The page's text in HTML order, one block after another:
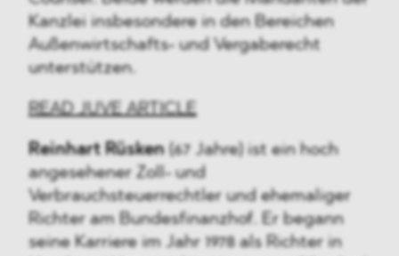
Kanzlei insbesondere in den Bereichen
Außenwirtschafts- und Vergaberecht
unterstützen.
READ JUVE ARTICLE
Reinhart Rüsken(67 Jahre) ist ein hoch
angesehener Zoll- und
Verbrauchsteuerrechtler und ehemaliger
Richter am Bundesfinanzhof. Er begann
seine Karriere im Jahr 1978 als Richter in